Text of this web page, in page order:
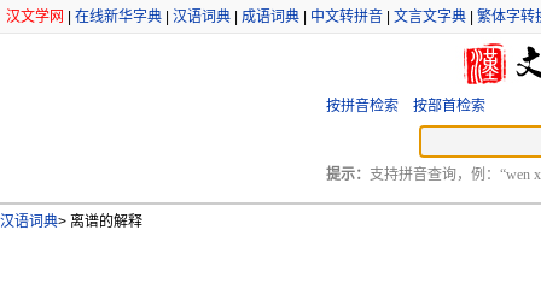
汉文学网 在线新华字典 汉语词典 成语词典 中文转拼音 文言文字典 繁体字转
按拼音检索 按部首检索
提示： 支持拼音查询，例：“wen
汉语词典> 离谱的解释